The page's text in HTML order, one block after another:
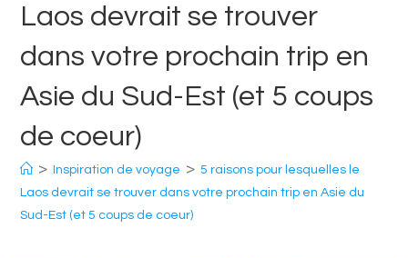
Laos devrait se trouver
dans votre prochain trip en
Asie du Sud-Est (et 5 coups
de coeur)
> Inspiration de voyage > 5 raisons pour lesquelles le
Laos devrait se trouver dans votre prochain trip en Asie du
Sud-Est (et 5 coups de coeur)